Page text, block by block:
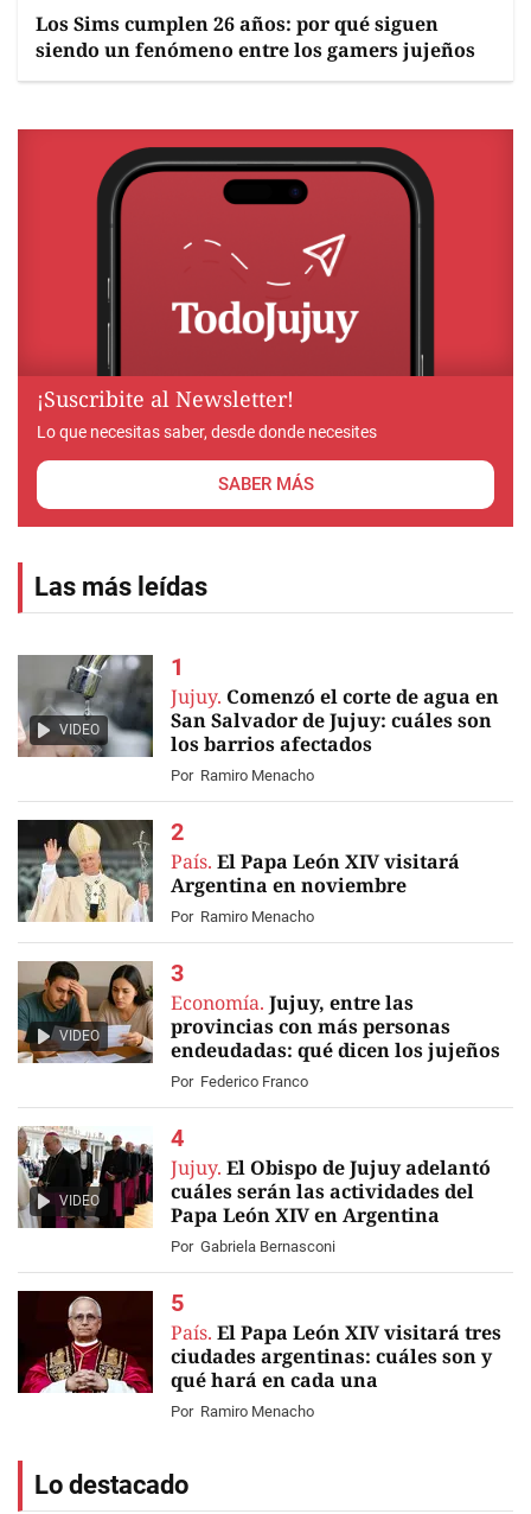
Los Sims cumplen 26 años: por qué siguen
siendo un fenómeno entre los gamers jujeños
¡Suscribite al Newsletter!
Lo que necesitas saber, desde donde necesites
SABER MÁS
Las más leídas
VIDEO
Jujuy. Comenzó el corte de agua en
San Salvador de Jujuy: cuáles son
los barrios afectados
Por Ramiro Menacho
País. El Papa León XIV visitará
Argentina en noviembre
Por Ramiro Menacho
VIDEO
Economía. Jujuy, entre las
provincias con más personas
endeudadas: qué dicen los jujeños
Por Federico Franco
VIDEO
Jujuy. El Obispo de Jujuy adelantó
cuáles serán las actividades del
Papa León XIV en Argentina
Por Gabriela Bernasconi
País. El Papa León XIV visitará tres
ciudades argentinas: cuáles son y
qué hará en cada una
Por Ramiro Menacho
Lo destacado